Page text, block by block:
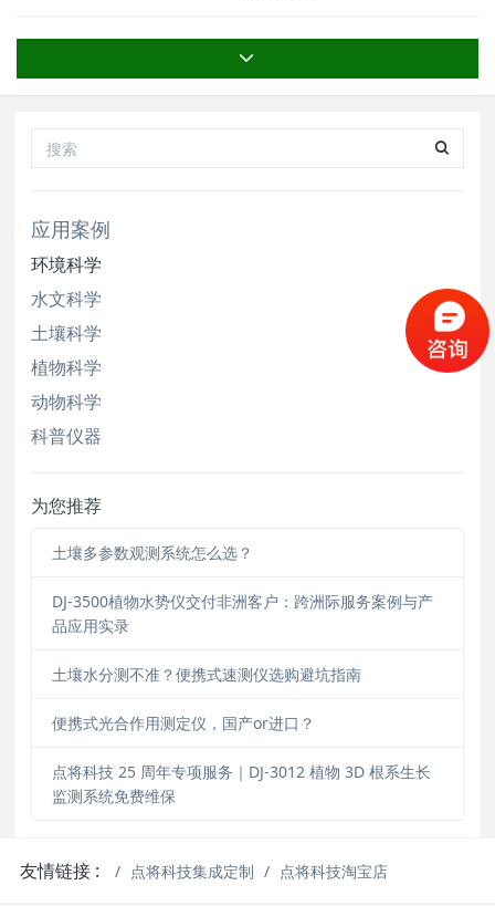
量，河道周边降雨情况，并根据采样需求设置采样
规则来进行自动采样，采集的水样来反映河道周边
农业，养殖业对河道污染影响。
应用案例
环境科学
水文科学
土壤科学
植物科学
动物科学
科普仪器
为您推荐
土壤多参数观测系统怎么选？
DJ-3500植物水势仪交付非洲客户：跨洲际服务案例与产
品应用实录
土壤水分测不准？便携式速测仪选购避坑指南
便携式光合作用测定仪，国产or进口？
点将科技 25 周年专项服务｜DJ-3012 植物 3D 根系生长
监测系统免费维保
友情链接 : 点将科技集成定制 点将科技淘宝店